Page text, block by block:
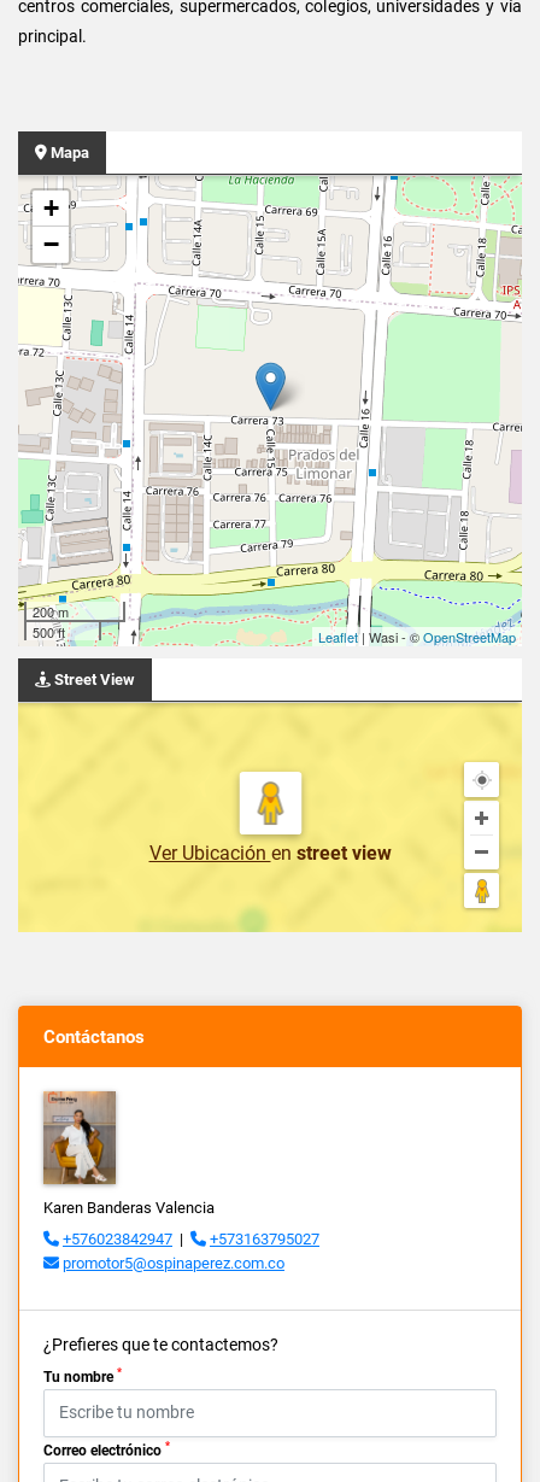
centros comerciales, supermercados, colegios, universidades y vía
principal.
Mapa
+
−
200 m
500 ft
Leaflet| Wasi - ©OpenStreetMap
Street View
Ver Ubicación en street view
Contáctanos
Karen Banderas Valencia
+576023842947 |
+573163795027
promotor5@ospinaperez.com.co
¿Prefieres que te contactemos?
Tu nombre *
Correo electrónico *